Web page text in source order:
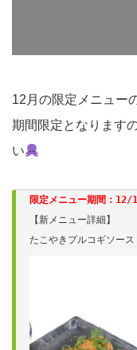
12月の限定メニュー
期間限定となります
い
【新メニュー詳細】
たこやきプルコギソー